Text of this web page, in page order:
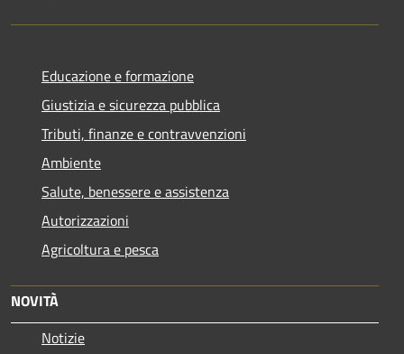
Educazione e formazione
Giustizia e sicurezza pubblica
Tributi, finanze e contravvenzioni
Ambiente
Salute, benessere e assistenza
Autorizzazioni
Agricoltura e pesca
NOVITÀ
Notizie